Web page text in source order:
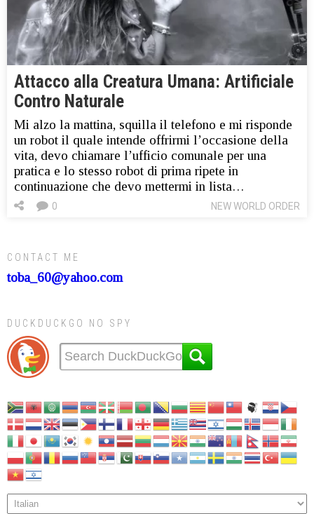
Attacco alla Creatura Umana: Artificiale
Contro Naturale
Mi alzo la mattina, squilla il telefono e mi risponde
un robot il quale intende offrirmi l’occasione della
vita, devo chiamare l’ufficio comunale per una
pratica e lo stesso robot di prima ripete in
continuazione che devo mettermi in lista…
NEW WORLD ORDER
0
CONTACT ME
toba_60@yahoo.com
DUCKDUCKGO NO SPY